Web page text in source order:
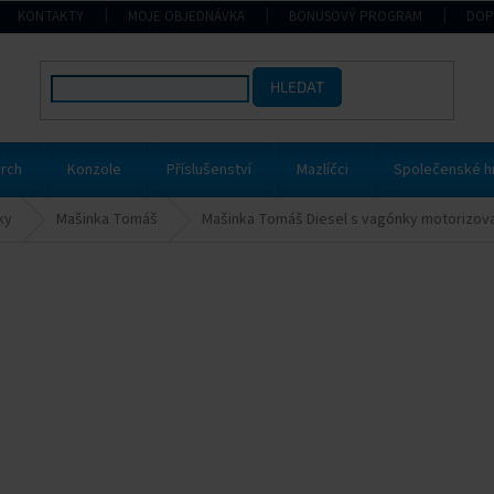
KONTAKTY MOJE OBJEDNÁVKA BONUSOVÝ PROGRAM
HLEDAT
Konzole Příslušenství Mazlíčci Společenské
Mašinka Tomáš Mašinka Tomáš Diesel s vagónky